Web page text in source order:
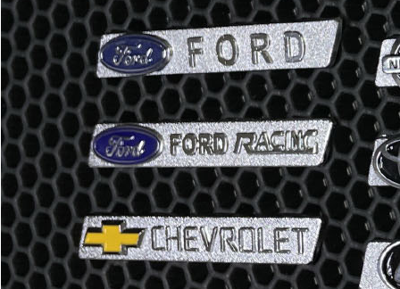
Отдельные коврики
EVA
Эконом
Два передних коврика 2100 3600
В корзину
Водительский коврик 1100 1800
В корзину